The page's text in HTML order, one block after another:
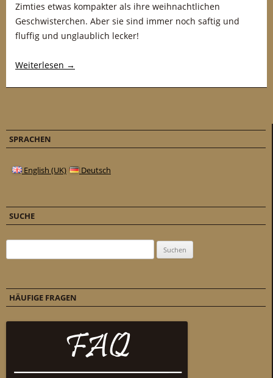
Zimties etwas kompakter als ihre weihnachtlichen
Geschwisterchen. Aber sie sind immer noch saftig und
fluffig und unglaublich lecker!
Weiterlesen →
SPRACHEN
English (UK) Deutsch
SUCHE
HÄUFIGE FRAGEN